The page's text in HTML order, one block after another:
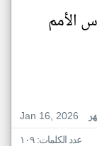
الأمم
Jan 16, 2026
عدد الكلمات: ١٠٩